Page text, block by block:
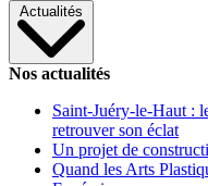
Actualités
Nos actualités
Saint-Juéry-le-Haut :
retrouver son éclat
Un projet de
Quand les Arts